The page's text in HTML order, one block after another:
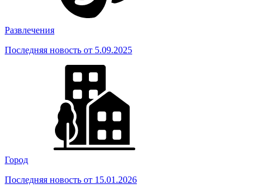
Развлечения
Последняя новость от 5.09.2025
Город
Последняя новость от 15.01.2026